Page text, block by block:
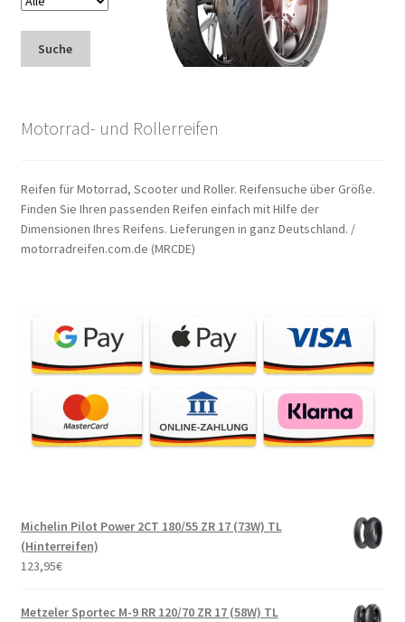
Suche
Motorrad- und Rollerreifen
Reifen für Motorrad, Scooter und Roller. Reifensuche über Größe.
Finden Sie Ihren passenden Reifen einfach mit Hilfe der
Dimensionen Ihres Reifens. Lieferungen in ganz Deutschland. /
motorradreifen.com.de (MRCDE)
Michelin Pilot Power 2CT 180/55 ZR 17 (73W) TL
(Hinterreifen)
123,95€
Metzeler Sportec M-9 RR 120/70 ZR 17 (58W) TL